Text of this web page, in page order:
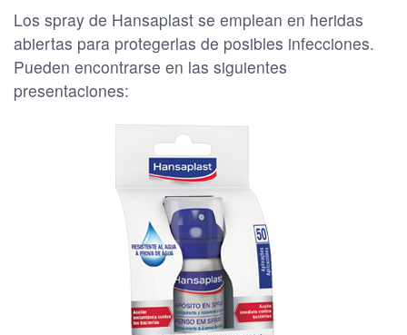
Los spray de Hansaplast se emplean en heridas
abiertas para protegerlas de posibles infecciones.
Pueden encontrarse en las siguientes
presentaciones: